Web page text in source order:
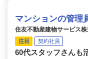
マンションの管理
住友不動産建物サービス
注目 契約社員
60代スタッフさんも